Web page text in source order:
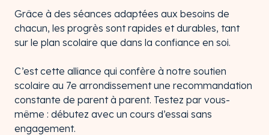
Grâce à des séances adaptées aux besoins de
chacun, les progrès sont rapides et durables, tant
sur le plan scolaire que dans la confiance en soi.
C’est cette alliance qui confère à notre soutien
scolaire au 7e arrondissement une recommandation
constante de parent à parent. Testez par vous-
même : débutez avec un cours d’essai sans
engagement.